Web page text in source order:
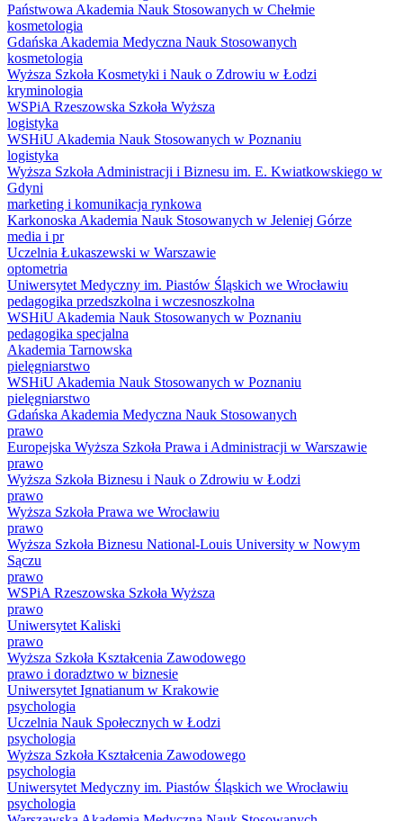
Państwowa Akademia Nauk Stosowanych w Chełmie
kosmetologia
Gdańska Akademia Medyczna Nauk Stosowanych
kosmetologia
Wyższa Szkoła Kosmetyki i Nauk o Zdrowiu w Łodzi
kryminologia
WSPiA Rzeszowska Szkoła Wyższa
logistyka
WSHiU Akademia Nauk Stosowanych w Poznaniu
logistyka
Wyższa Szkoła Administracji i Biznesu im. E. Kwiatkowskiego w
Gdyni
marketing i komunikacja rynkowa
Karkonoska Akademia Nauk Stosowanych w Jeleniej Górze
media i pr
Uczelnia Łukaszewski w Warszawie
optometria
Uniwersytet Medyczny im. Piastów Śląskich we Wrocławiu
pedagogika przedszkolna i wczesnoszkolna
WSHiU Akademia Nauk Stosowanych w Poznaniu
pedagogika specjalna
Akademia Tarnowska
pielęgniarstwo
WSHiU Akademia Nauk Stosowanych w Poznaniu
pielęgniarstwo
Gdańska Akademia Medyczna Nauk Stosowanych
prawo
Europejska Wyższa Szkoła Prawa i Administracji w Warszawie
prawo
Wyższa Szkoła Biznesu i Nauk o Zdrowiu w Łodzi
prawo
Wyższa Szkoła Prawa we Wrocławiu
prawo
Wyższa Szkoła Biznesu National-Louis University w Nowym
Sączu
prawo
WSPiA Rzeszowska Szkoła Wyższa
prawo
Uniwersytet Kaliski
prawo
Wyższa Szkoła Kształcenia Zawodowego
prawo i doradztwo w biznesie
Uniwersytet Ignatianum w Krakowie
psychologia
Uczelnia Nauk Społecznych w Łodzi
psychologia
Wyższa Szkoła Kształcenia Zawodowego
psychologia
Uniwersytet Medyczny im. Piastów Śląskich we Wrocławiu
psychologia